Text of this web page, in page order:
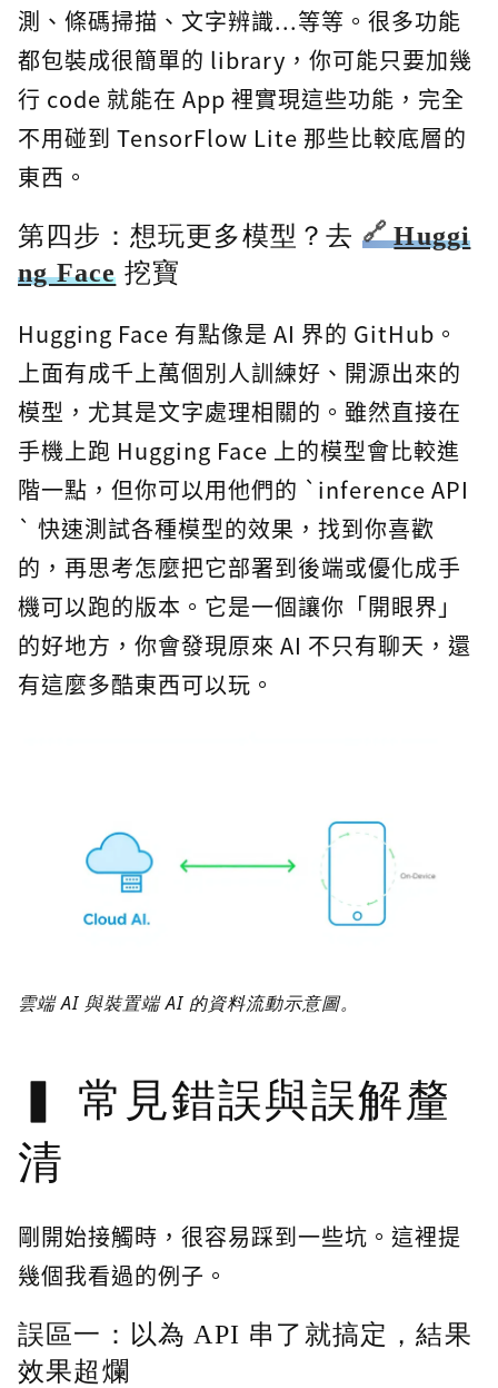
測、條碼掃描、文字辨識...等等。很多功能
都包裝成很簡單的 library，你可能只要加幾
行 code 就能在 App 裡實現這些功能，完全
不用碰到 TensorFlow Lite 那些比較底層的
東西。
第四步：想玩更多模型？去
Huggi
ng Face 挖寶
Hugging Face 有點像是 AI 界的 GitHub。
上面有成千上萬個別人訓練好、開源出來的
模型，尤其是文字處理相關的。雖然直接在
手機上跑 Hugging Face 上的模型會比較進
階一點，但你可以用他們的 `inference API
` 快速測試各種模型的效果，找到你喜歡
的，再思考怎麼把它部署到後端或優化成手
機可以跑的版本。它是一個讓你「開眼界」
的好地方，你會發現原來 AI 不只有聊天，還
有這麼多酷東西可以玩。
雲端 AI 與裝置端 AI 的資料流動示意圖。
常見錯誤與誤解釐
清
剛開始接觸時，很容易踩到一些坑。這裡提
幾個我看過的例子。
誤區一：以為 API 串了就搞定，結果
效果超爛